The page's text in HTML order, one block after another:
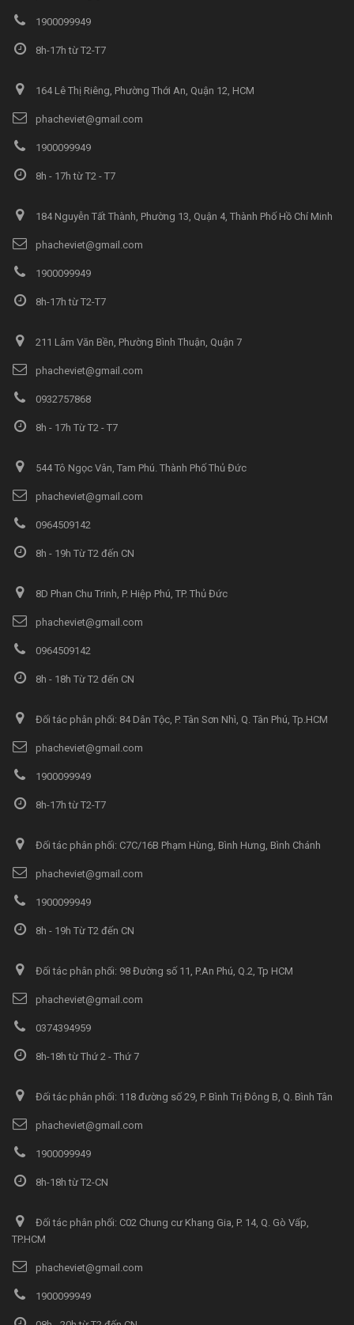
1900099949
8h-17h từ T2-T7
164 Lê Thị Riêng, Phường Thới An, Quận 12, HCM
phacheviet@gmail.com
1900099949
8h - 17h từ T2 - T7
184 Nguyễn Tất Thành, Phường 13, Quận 4, Thành Phố Hồ Chí Minh
phacheviet@gmail.com
1900099949
8h-17h từ T2-T7
211 Lâm Văn Bền, Phường Bình Thuận, Quận 7
phacheviet@gmail.com
0932757868
8h - 17h Từ T2 - T7
544 Tô Ngọc Vân, Tam Phú. Thành Phố Thủ Đức
phacheviet@gmail.com
0964509142
8h - 19h Từ T2 đến CN
8D Phan Chu Trinh, P. Hiệp Phú, TP. Thủ Đức
phacheviet@gmail.com
0964509142
8h - 18h Từ T2 đến CN
Đối tác phân phối: 84 Dân Tộc, P. Tân Sơn Nhì, Q. Tân Phú, Tp.HCM
phacheviet@gmail.com
1900099949
8h-17h từ T2-T7
Đối tác phân phối: C7C/16B Phạm Hùng, Bình Hưng, Bình Chánh
phacheviet@gmail.com
1900099949
8h - 19h Từ T2 đến CN
Đối tác phân phối: 98 Đường số 11, P.An Phú, Q.2, Tp HCM
phacheviet@gmail.com
0374394959
8h-18h từ Thứ 2 - Thứ 7
Đối tác phân phối: 118 đường số 29, P. Bình Trị Đông B, Q. Bình Tân
phacheviet@gmail.com
1900099949
8h-18h từ T2-CN
Đối tác phân phối: C02 Chung cư Khang Gia, P. 14, Q. Gò Vấp,
TP.HCM
phacheviet@gmail.com
1900099949